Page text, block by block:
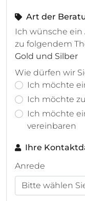
Art der
Ich wünsche
zu folgendem
Gold und Silber
Wie dürfen wir
Ich möchte
Ich möchte
Ich möchte
vereinbaren
Ihre
Anrede